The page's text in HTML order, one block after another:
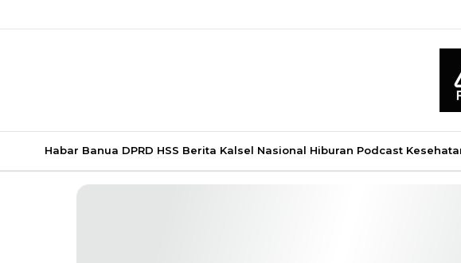
Habar Banua DPRD HSS Berita Kalsel Nasional Hiburan Podcast